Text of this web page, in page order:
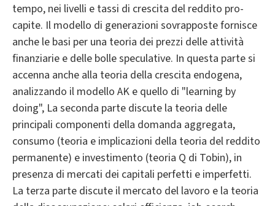
tempo, nei livelli e tassi di crescita del reddito pro-
capite. Il modello di generazioni sovrapposte fornisce
anche le basi per una teoria dei prezzi delle attività
finanziarie e delle bolle speculative. In questa parte si
accenna anche alla teoria della crescita endogena,
analizzando il modello AK e quello di "learning by
doing", La seconda parte discute la teoria delle
principali componenti della domanda aggregata,
consumo (teoria e implicazioni della teoria del reddito
permanente) e investimento (teoria Q di Tobin), in
presenza di mercati dei capitali perfetti e imperfetti.
La terza parte discute il mercato del lavoro e la teoria